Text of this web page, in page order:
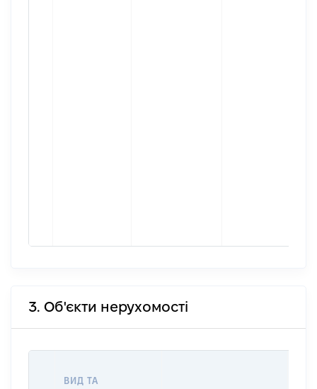
3. Об'єкти нерухомості
ВИД ТА